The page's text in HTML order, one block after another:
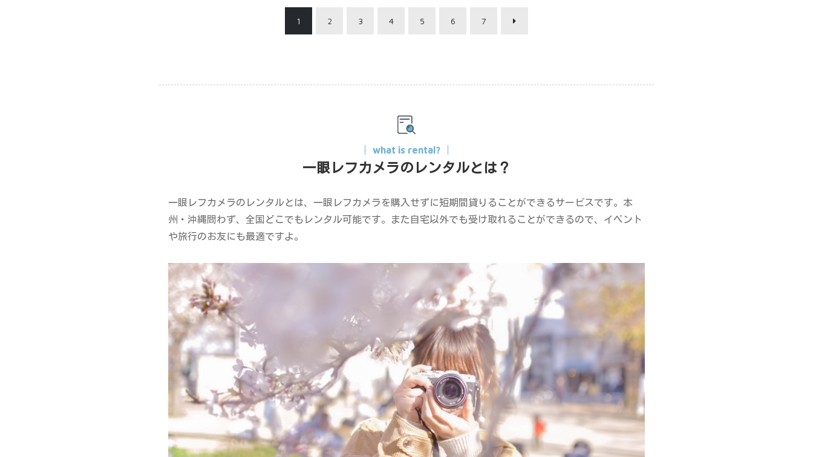
1 2 3 4 5 6 7
what is rental?
一眼レフカメラのレンタルとは？
一眼レフカメラのレンタルとは、一眼レフカメラを購入せずに短期間貸りることができるサービスです。本
州・沖縄問わず、全国どこでもレンタル可能です。また自宅以外でも受け取れることができるので、イベント
や旅行のお友にも最適ですよ。